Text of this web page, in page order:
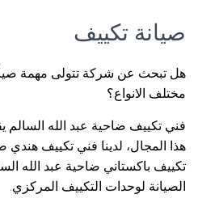
صيانة تكييف
هل تبحث عن شركة تتولى مهمة
مختلف الانواع؟
فني تكييف ضاحية عبد الله
هذا المجال، لدينا فني تكييف هندي
تكييف باكستاني ضاحية عبد الله
الصيانة لوحدات التكييف المركزي.